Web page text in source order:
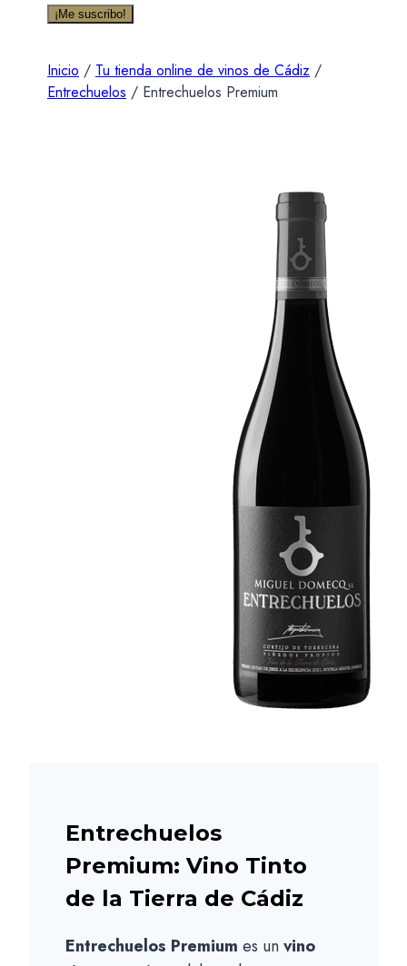
¡Me suscribo!
Inicio / Tu tienda online de vinos de Cádiz /
Entrechuelos / Entrechuelos Premium
Entrechuelos
Premium: Vino Tinto
de la Tierra de Cádiz
Entrechuelos Premium es unvino